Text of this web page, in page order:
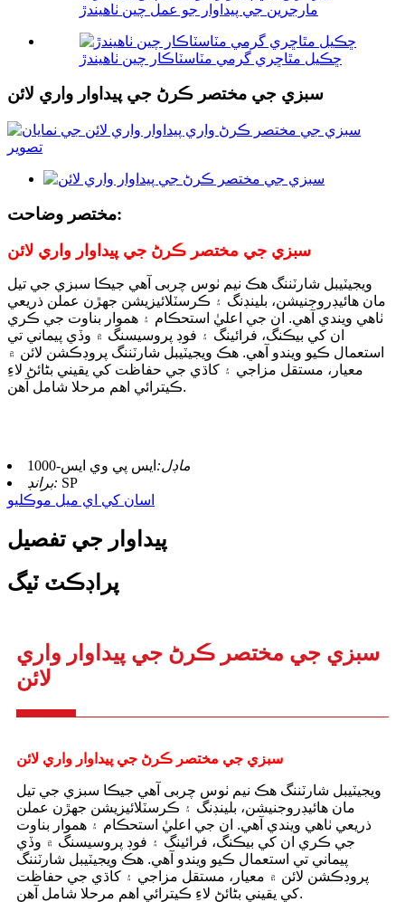
مارجرين جي پيداوار جو عمل چين ٺاهيندڙ
ڇڪيل مٿاڇري گرمي مٽاسٽاڪار چين ٺاهيندڙ
سبزي جي مختصر ڪرڻ جي پيداوار واري لائن
مختصر وضاحت:
سبزي جي مختصر ڪرڻ جي پيداوار واري لائن
ويجيٽيبل شارٽننگ هڪ نيم ٺوس چربی آهي جيڪا سبزي جي تيل
مان هائيڊروجنيشن، بلينڊنگ ۽ ڪرسٽلائيزيشن جهڙن عملن ذريعي
ٺاهي ويندي آهي. ان جي اعليٰ استحڪام ۽ هموار بناوت جي ڪري
ان کي بيڪنگ، فرائينگ ۽ فوڊ پروسيسنگ ۾ وڏي پيماني تي
استعمال ڪيو ويندو آهي. هڪ ويجيٽيبل شارٽننگ پروڊڪشن لائن ۾
معيار، مستقل مزاجي ۽ کاڌي جي حفاظت کي يقيني بڻائڻ لاءِ
ڪيترائي اهم مرحلا شامل آهن.
ماڊل: ايس پي وي ايس-1000
برانڊ: SP
اسان کي اي ميل موڪليو
پيداوار جي تفصيل
پراڊڪٽ ٽيگ
سبزي جي مختصر ڪرڻ جي پيداوار واري
لائن
سبزي جي مختصر ڪرڻ جي پيداوار واري لائن
ويجيٽيبل شارٽننگ هڪ نيم ٺوس چربی آهي جيڪا سبزي جي تيل
مان هائيڊروجنيشن، بلينڊنگ ۽ ڪرسٽلائيزيشن جهڙن عملن
ذريعي ٺاهي ويندي آهي. ان جي اعليٰ استحڪام ۽ هموار بناوت
جي ڪري ان کي بيڪنگ، فرائينگ ۽ فوڊ پروسيسنگ ۾ وڏي
پيماني تي استعمال ڪيو ويندو آهي. هڪ ويجيٽيبل شارٽننگ
پروڊڪشن لائن ۾ معيار، مستقل مزاجي ۽ کاڌي جي حفاظت
کي يقيني بڻائڻ لاءِ ڪيترائي اهم مرحلا شامل آهن.